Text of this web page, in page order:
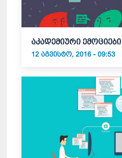
აკადემიური ემოციები
12 ᲐᲒᲕᲘᲡᲢᲝ, 2016 - 09:53